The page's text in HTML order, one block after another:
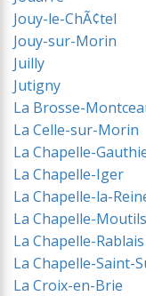
Jouy-le-ChÃ¢tel
Jouy-sur-Morin
Juilly
Jutigny
La Brosse-
La Celle-sur-Morin
La Chapelle-
La Chapelle-Iger
La Chapelle-la-
La Chapelle-Moutils
La Chapelle-Rablais
La Chapelle-Saint-
La Croix-en-Brie